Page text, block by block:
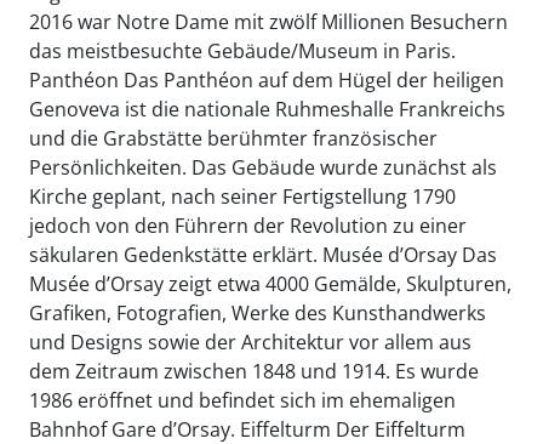
2016 war Notre Dame mit zwölf Millionen Besuchern
das meistbesuchte Gebäude/Museum in Paris.
Panthéon Das Panthéon auf dem Hügel der heiligen
Genoveva ist die nationale Ruhmeshalle Frankreichs
und die Grabstätte berühmter französischer
Persönlichkeiten. Das Gebäude wurde zunächst als
Kirche geplant, nach seiner Fertigstellung 1790
jedoch von den Führern der Revolution zu einer
säkularen Gedenkstätte erklärt. Musée d’Orsay Das
Musée d’Orsay zeigt etwa 4000 Gemälde, Skulpturen,
Grafiken, Fotografien, Werke des Kunsthandwerks
und Designs sowie der Architektur vor allem aus
dem Zeitraum zwischen 1848 und 1914. Es wurde
1986 eröffnet und befindet sich im ehemaligen
Bahnhof Gare d’Orsay. Eiffelturm Der Eiffelturm